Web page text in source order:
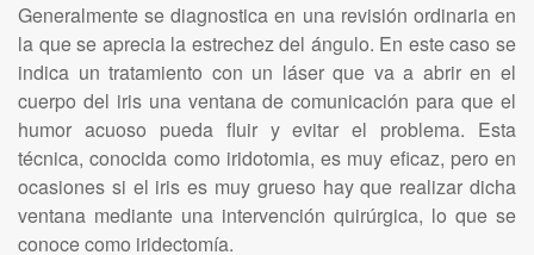
Generalmente se diagnostica en una revisión ordinaria en
la que se aprecia la estrechez del ángulo. En este caso se
indica un tratamiento con un láser que va a abrir en el
cuerpo del iris una ventana de comunicación para que el
humor acuoso pueda fluir y evitar el problema. Esta
técnica, conocida como iridotomia, es muy eficaz, pero en
ocasiones si el iris es muy grueso hay que realizar dicha
ventana mediante una intervención quirúrgica, lo que se
conoce como iridectomía.